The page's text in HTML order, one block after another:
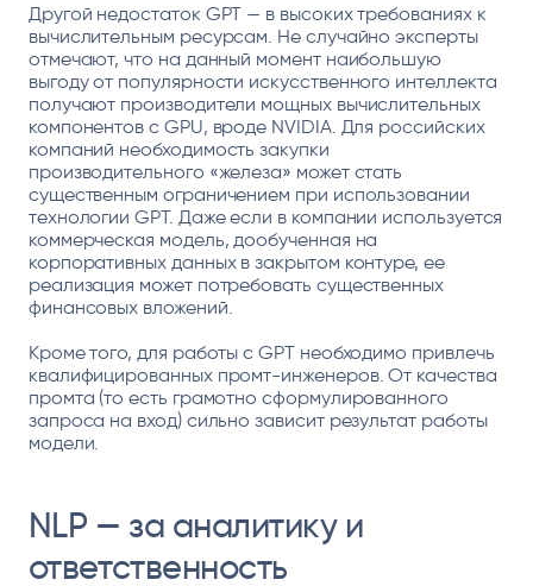
Другой недостаток GPT — в высоких требованиях к
вычислительным ресурсам. Не случайно эксперты
отмечают, что на данный момент наибольшую
выгоду от популярности искусственного интеллекта
получают производители мощных вычислительных
компонентов с GPU, вроде NVIDIA. Для российских
компаний необходимость закупки
производительного «железа» может стать
существенным ограничением при использовании
технологии GPT. Даже если в компании используется
коммерческая модель, дообученная на
корпоративных данных в закрытом контуре, ее
реализация может потребовать существенных
финансовых вложений.
Кроме того, для работы с GPT необходимо привлечь
квалифицированных промт-инженеров. От качества
промта (то есть грамотно сформулированного
запроса на вход) сильно зависит результат работы
модели.
NLP — за аналитику и
ответственность